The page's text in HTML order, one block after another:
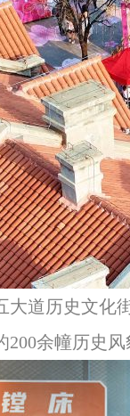
道历史文化
余幢历史